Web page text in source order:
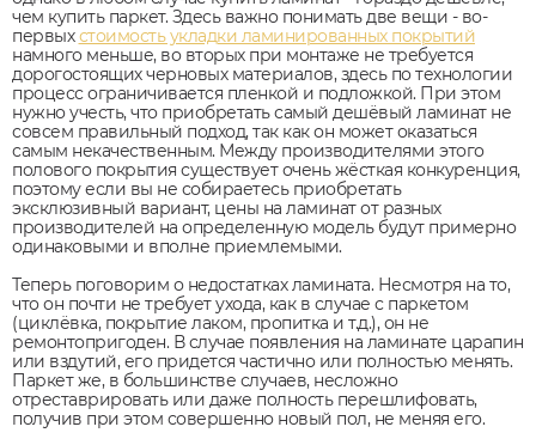
чем купить паркет. Здесь важно понимать две вещи - во-
первыхстоимость укладки ламинированных покрытий
намного меньше, во вторых при монтаже не требуется
дорогостоящих черновых материалов, здесь по технологии
процесс ограничивается пленкой и подложкой. При этом
нужно учесть, что приобретать самый дешёвый ламинат не
совсем правильный подход, так как он может оказаться
самым некачественным. Между производителями этого
полового покрытия существует очень жёсткая конкуренция,
поэтому если вы не собираетесь приобретать
эксклюзивный вариант, цены на ламинат от разных
производителей на определенную модель будут примерно
одинаковыми и вполне приемлемыми.
Теперь поговорим о недостатках ламината. Несмотря на то,
что он почти не требует ухода, как в случае с паркетом
(циклёвка, покрытие лаком, пропитка и т.д.), он не
ремонтопригоден. В случае появления на ламинате царапин
или вздутий, его придется частично или полностью менять.
Паркет же, в большинстве случаев, несложно
отреставрировать или даже полность перешлифовать,
получив при этом совершенно новый пол, не меняя его.